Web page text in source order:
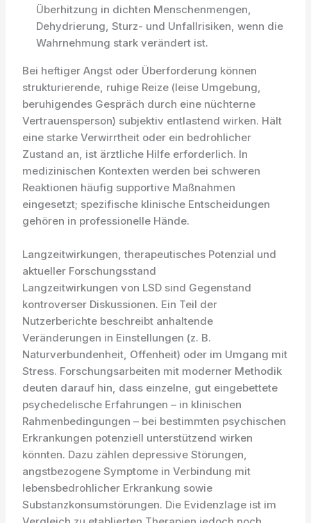
Überhitzung in dichten Menschenmengen,
Dehydrierung, Sturz- und Unfallrisiken, wenn die
Wahrnehmung stark verändert ist.
Bei heftiger Angst oder Überforderung können
strukturierende, ruhige Reize (leise Umgebung,
beruhigendes Gespräch durch eine nüchterne
Vertrauensperson) subjektiv entlastend wirken. Hält
eine starke Verwirrtheit oder ein bedrohlicher
Zustand an, ist ärztliche Hilfe erforderlich. In
medizinischen Kontexten werden bei schweren
Reaktionen häufig supportive Maßnahmen
eingesetzt; spezifische klinische Entscheidungen
gehören in professionelle Hände.
Langzeitwirkungen, therapeutisches Potenzial und
aktueller Forschungsstand
Langzeitwirkungen von LSD sind Gegenstand
kontroverser Diskussionen. Ein Teil der
Nutzerberichte beschreibt anhaltende
Veränderungen in Einstellungen (z. B.
Naturverbundenheit, Offenheit) oder im Umgang mit
Stress. Forschungsarbeiten mit moderner Methodik
deuten darauf hin, dass einzelne, gut eingebettete
psychedelische Erfahrungen – in klinischen
Rahmenbedingungen – bei bestimmten psychischen
Erkrankungen potenziell unterstützend wirken
könnten. Dazu zählen depressive Störungen,
angstbezogene Symptome in Verbindung mit
lebensbedrohlicher Erkrankung sowie
Substanzkonsumstörungen. Die Evidenzlage ist im